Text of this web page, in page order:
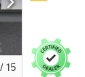
/ 15